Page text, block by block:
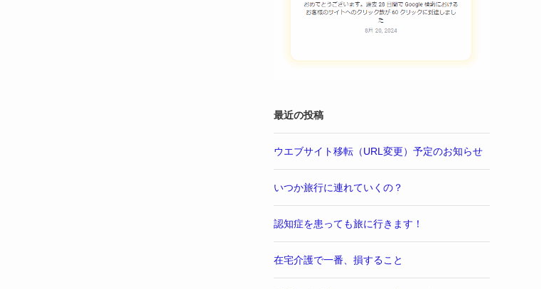
最近の投稿
ウエブサイト移転（URL変更）予定のお知らせ
いつか旅行に連れていくの？
認知症を患っても旅に行きます！
在宅介護で一番、損すること